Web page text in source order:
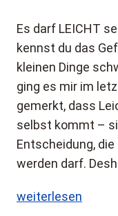
Es darf LEICHT
kennst du das
kleinen Dinge
ging es mir im
gemerkt, dass
selbst kommt –
Entscheidung,
werden darf.
Es
weiterlesen